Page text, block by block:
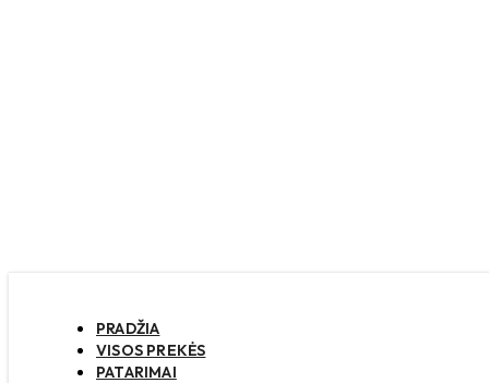
PRADŽIA
VISOS PREKĖS
PATARIMAI